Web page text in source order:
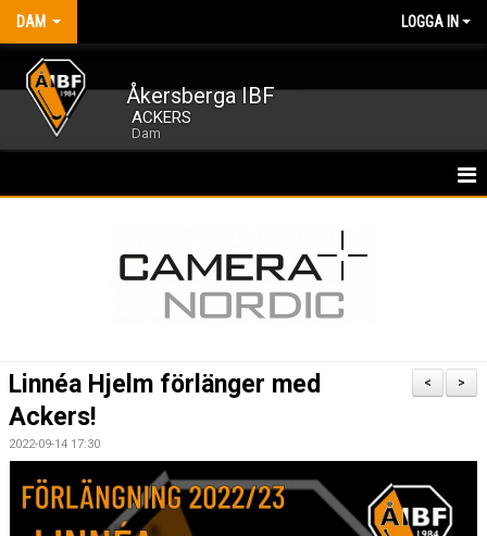
DAM LOGGA IN
Åkersberga IBF
ACKERS
Dam
TRUPPEN
BILDGALLERI
DOKUMENT
>
<
Linnéa Hjelm förlänger med
Ackers!
2022-09-14 17:30